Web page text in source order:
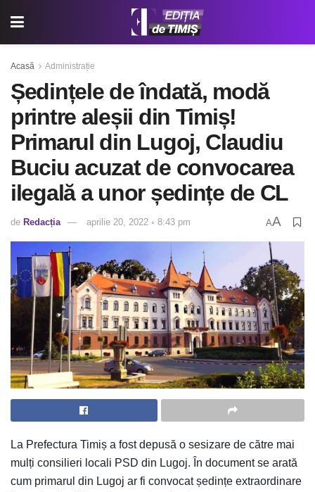
Acasă Administrație
Ședințele de îndată, modă
printre aleșii din Timiș!
Primarul din Lugoj, Claudiu
Buciu acuzat de convocarea
ilegală a unor ședințe de CL
de Redacția aprilie 20, 2022 ◦ 8:43 pm AA
La Prefectura Timiș a fost depusă o sesizare de către mai
mulți consilieri locali PSD din Lugoj. În document se arată
cum primarul din Lugoj ar fi convocat ședințe extraordinare